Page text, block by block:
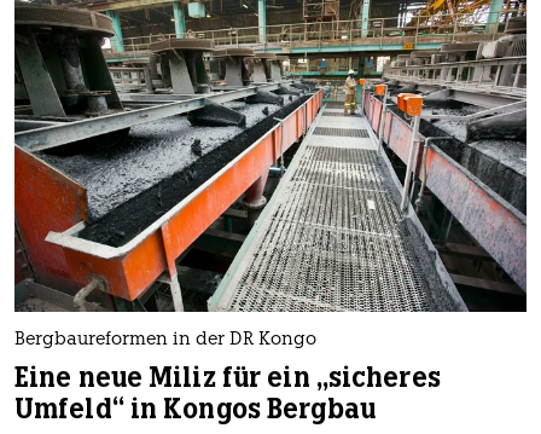
Bergbaureformen in der DR Kongo
Eine neue Miliz für ein „sicheres
Umfeld“ in Kongos Bergbau